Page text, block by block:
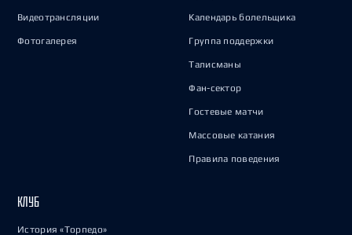
Видеотрансляции
Фотогалерея
Календарь болельщика
Группа поддержки
Талисманы
Фан-сектор
Гостевые матчи
Массовые катания
Правила поведения
КЛУБ
История «Торпедо»